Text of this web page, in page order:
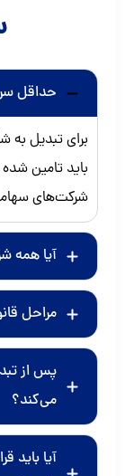
حداقل
برای تبدیل
باید تامین
شرکت‌های
آیا همه
مراحل
پس از
می‌کند؟
آیا باید